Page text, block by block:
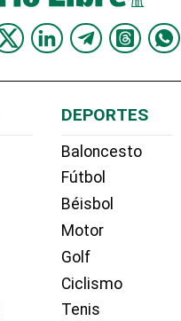
DEPORTES
Baloncesto
Fútbol
Béisbol
Motor
Golf
Ciclismo
Tenis